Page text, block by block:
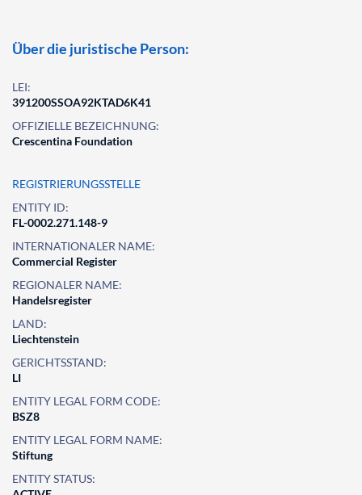
Über die juristische Person:
LEI:
391200SSOA92KTAD6K41
OFFIZIELLE BEZEICHNUNG:
Crescentina Foundation
REGISTRIERUNGSSTELLE
ENTITY ID:
FL-0002.271.148-9
INTERNATIONALER NAME:
Commercial Register
REGIONALER NAME:
Handelsregister
LAND:
Liechtenstein
GERICHTSSTAND:
LI
ENTITY LEGAL FORM CODE:
BSZ8
ENTITY LEGAL FORM NAME:
Stiftung
ENTITY STATUS: